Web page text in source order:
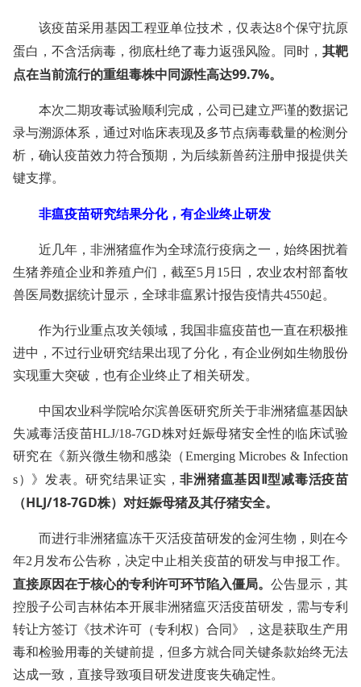
该疫苗采用基因工程亚单位技术，仅表达8个保守抗原
蛋白，不含活病毒，彻底杜绝了毒力返强风险。同时， 其靶
点在当前流行的重组毒株中同源性高达99.7%。
本次二期攻毒试验顺利完成，公司已建立严谨的数据记
录与溯源体系，通过对临床表现及多节点病毒载量的检测分
析，确认疫苗效力符合预期，为后续新兽药注册申报提供关
键支撑。
非瘟疫苗研究结果分化，有企业终止研发
近几年，非洲猪瘟作为全球流行疫病之一，始终困扰着
生猪养殖企业和养殖户们，截至5月15日，农业农村部畜牧
兽医局数据统计显示，全球非瘟累计报告疫情共4550起。
作为行业重点攻关领域，我国非瘟疫苗也一直在积极推
进中，不过行业研究结果出现了分化，有企业例如生物股份
实现重大突破，也有企业终止了相关研发。
中国农业科学院哈尔滨兽医研究所关于非洲猪瘟基因缺
失减毒活疫苗HLJ/18-7GD株对妊娠母猪安全性的临床试验
研究在《新兴微生物和感染（Emerging Microbes & Infection
s）》发表。研究结果证实，非洲猪瘟基因Ⅱ型减毒活疫苗
（HLJ/18-7GD株）对妊娠母猪及其仔猪安全。
而进行非洲猪瘟冻干灭活疫苗研发的金河生物，则在今
年2月发布公告称，决定中止相关疫苗的研发与申报工作。
直接原因在于核心的专利许可环节陷入僵局。 公告显示，其
控股子公司吉林佑本开展非洲猪瘟灭活疫苗研发，需与专利
转让方签订《技术许可（专利权）合同》，这是获取生产用
毒和检验用毒的关键前提，但多方就合同关键条款始终无法
达成一致，直接导致项目研发进度丧失确定性。